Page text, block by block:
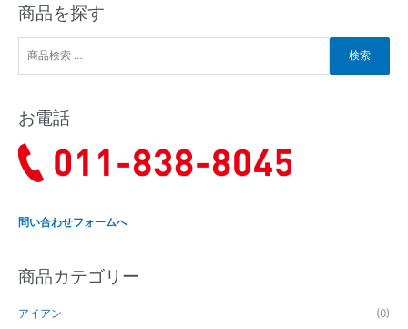
商品を探す
検
対
象
検索
お電話
問い合わせフォームへ
商品カテゴリー
アイアン (0)